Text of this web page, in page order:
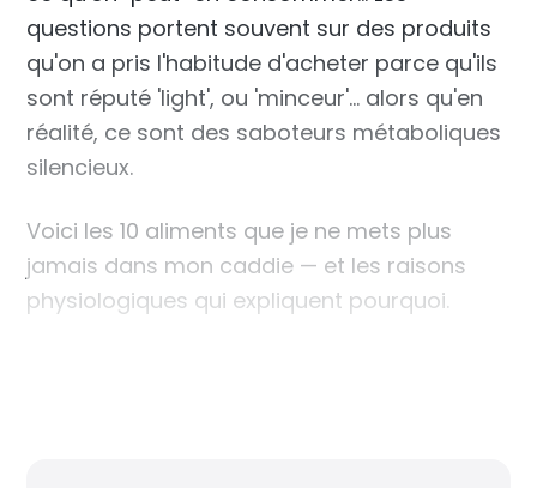
questions portent souvent sur des produits
qu'on a pris l'habitude d'acheter parce qu'ils
sont réputé 'light', ou 'minceur'... alors qu'en
réalité, ce sont des saboteurs métaboliques
silencieux.
Voici les 10 aliments que je ne mets plus
jamais dans mon caddie — et les raisons
physiologiques qui expliquent pourquoi.